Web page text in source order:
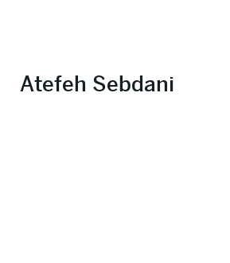
Atefeh Sebdani